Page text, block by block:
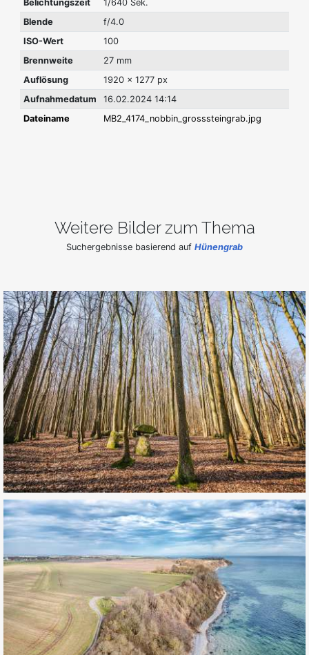
Belichtungszeit
1/640 Sek.
Blende
f/4.0
ISO-Wert
100
Brennweite
27 mm
Auflösung
1920 x 1277 px
Aufnahmedatum
16.02.2024 14:14
Dateiname
MB2_4174_nobbin_grosssteingrab.jpg
Weitere Bilder zum Thema
Suchergebnisse basierend auf Hünengrab